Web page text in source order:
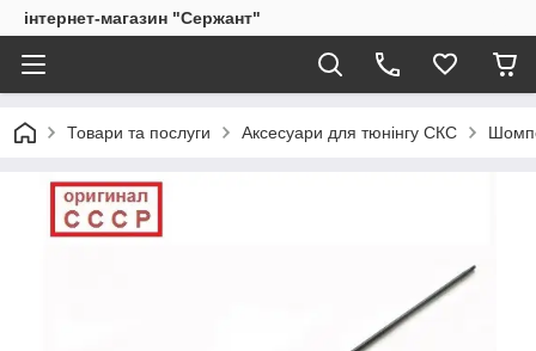
інтернет-магазин "Сержант"
Товари та послуги Аксесуари для тюнінгу СКС